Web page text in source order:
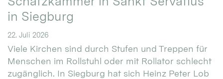
in Siegburg
22. Juli 2026
Viele Kirchen sind durch Stufen und Treppen für
Menschen im Rollstuhl oder mit Rollator schlecht
zugänglich. In Siegburg hat sich Heinz Peter Lob